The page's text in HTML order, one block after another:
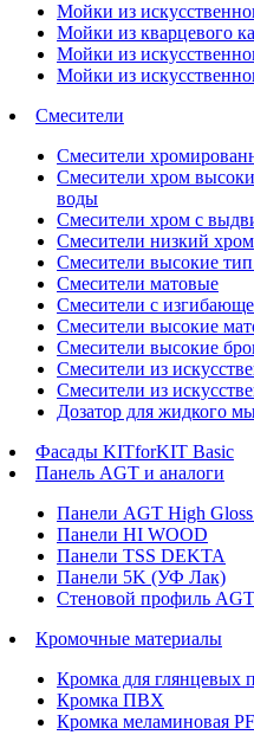
Мойки из
Мойки из кварцевого
Мойки из
Мойки из
Смесители
Смесители
Смесители хром
воды
Смесители хром с
Смесители низкий хром
Смесители высокие
Смесители матовые
Смесители с
Смесители высокие
Смесители высокие
Смесители из
Смесители из
Дозатор для жидкого
Фасады KITforKIT Basic
Панель AGT и аналоги
Панели AGT High
Панели HI WOOD
Панели TSS DEKTA
Панели 5K (УФ Лак)
Стеновой профиль AGT
Кромочные материалы
Кромка для глянцевых
Кромка ПВХ
Кромка меламиновая